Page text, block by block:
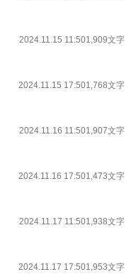
2024.11.15 11:501,909文字
2024.11.15 17:501,768文字
2024.11.16 11:501,907文字
2024.11.16 17:501,473文字
2024.11.17 11:501,938文字
2024.11.17 17:501,953文字